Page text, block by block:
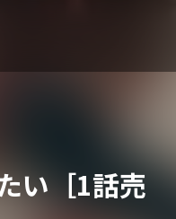
い［1話売